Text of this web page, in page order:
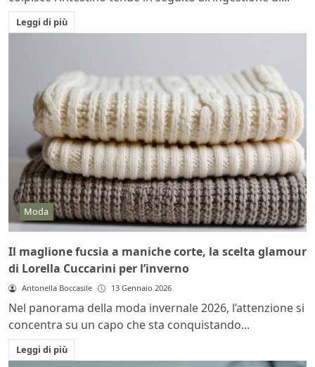
Leggi di più
Moda
Il maglione fucsia a maniche corte, la scelta glamour
di Lorella Cuccarini per l’inverno
Antonella Boccasile 13 Gennaio 2026
Nel panorama della moda invernale 2026, l’attenzione si
concentra su un capo che sta conquistando...
Leggi di più